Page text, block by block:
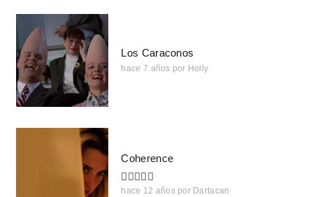
Los Caraconos
hace 7 años por Holly
Coherence
hace 12 años por Dartacan